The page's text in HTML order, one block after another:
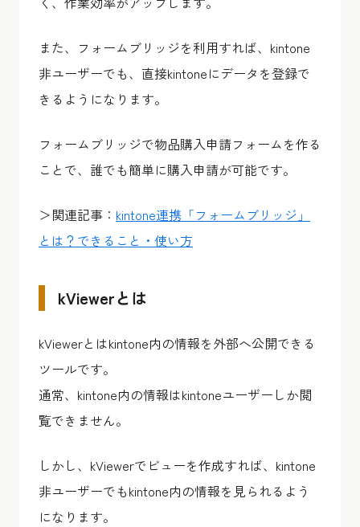
また、フォームブリッジを利用すれば、kintone
非ユーザーでも、直接kintoneにデータを登録で
きるようになります。
フォームブリッジで物品購入申請フォームを作る
ことで、誰でも簡単に購入申請が可能です。
＞関連記事： kintone連携「フォームブリッジ」
とは？できること・使い方
kViewerとは
kViewerとはkintone内の情報を外部へ公開できる
ツールです。
通常、kintone内の情報はkintoneユーザーしか閲
覧できません。
しかし、kViewerでビューを作成すれば、kintone
非ユーザーでもkintone内の情報を見られるよう
になります。